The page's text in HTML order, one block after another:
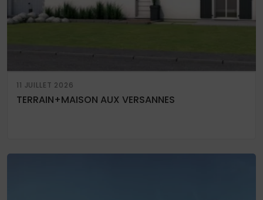
11 JUILLET 2026
TERRAIN+MAISON AUX VERSANNES